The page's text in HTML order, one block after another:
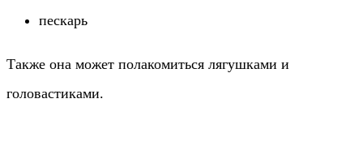
пескарь
Также она может полакомиться лягушками и
головастиками.